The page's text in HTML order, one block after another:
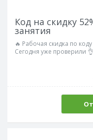
Код на скидку
занятия
🔥 Рабочая скидка по
Сегодня уже проверили